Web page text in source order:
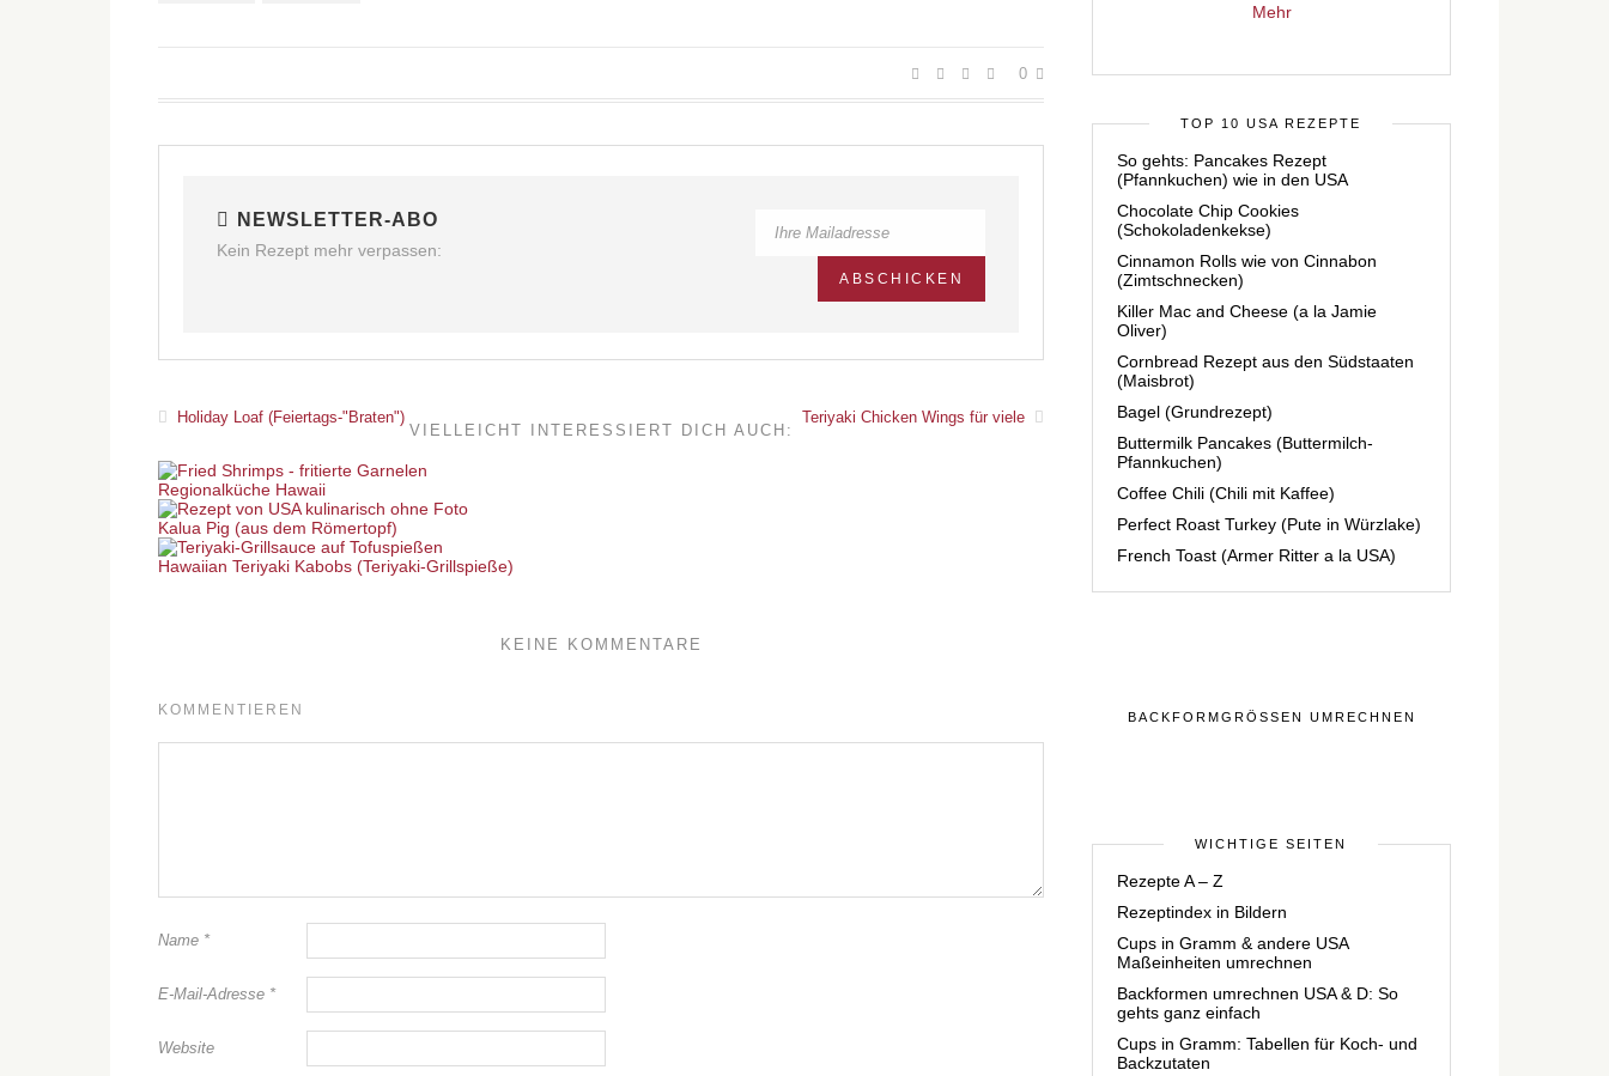
0
NEWSLETTER-ABO
Kein Rezept mehr verpassen:
Holiday Loaf (Feiertags-"Braten") Teriyaki Chicken Wings für viele
VIELLEICHT INTERESSIERT DICH AUCH:
Regionalküche Hawaii
Kalua Pig (aus dem Römertopf)
Hawaiian Teriyaki Kabobs (Teriyaki-Grillspieße)
KEINE KOMMENTARE
KOMMENTIEREN
Name *
E-Mail-Adresse *
Website
Mehr
TOP 10 USA REZEPTE
So gehts: Pancakes Rezept
(Pfannkuchen) wie in den USA
Chocolate Chip Cookies
(Schokoladenkekse)
Cinnamon Rolls wie von Cinnabon
(Zimtschnecken)
Killer Mac and Cheese (a la Jamie
Oliver)
Cornbread Rezept aus den Südstaaten
(Maisbrot)
Bagel (Grundrezept)
Buttermilk Pancakes (Buttermilch-
Pfannkuchen)
Coffee Chili (Chili mit Kaffee)
Perfect Roast Turkey (Pute in Würzlake)
French Toast (Armer Ritter a la USA)
BACKFORMGRÖSSEN UMRECHNEN
WICHTIGE SEITEN
Rezepte A – Z
Rezeptindex in Bildern
Cups in Gramm & andere USA
Maßeinheiten umrechnen
Backformen umrechnen USA & D: So
gehts ganz einfach
Cups in Gramm: Tabellen für Koch- und
Backzutaten